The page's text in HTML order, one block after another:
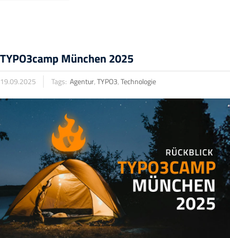
TYPO3camp München 2025
19.09.2025 Tags: Agentur,TYPO3,Technologie